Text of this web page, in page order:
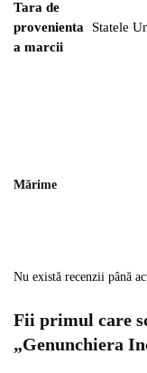
Tara de
provenienta
a marcii
Statele
Mărime
Nu există recenzii până
Fii primul care
„Genunchiera